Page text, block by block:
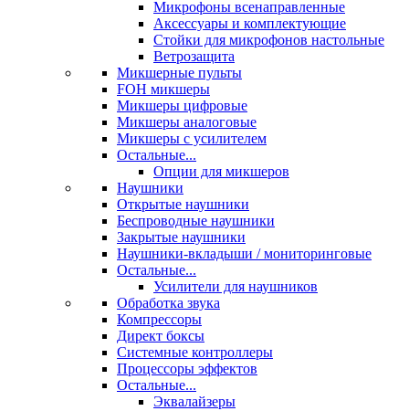
Микрофоны всенаправленные
Аксессуары и комплектующие
Стойки для микрофонов настольные
Ветрозащита
Микшерные пульты
FOH микшеры
Микшеры цифровые
Микшеры аналоговые
Микшеры с усилителем
Остальные...
Опции для микшеров
Наушники
Открытые наушники
Беспроводные наушники
Закрытые наушники
Наушники-вкладыши / мониторинговые
Остальные...
Усилители для наушников
Обработка звука
Компрессоры
Директ боксы
Системные контроллеры
Процессоры эффектов
Остальные...
Эквалайзеры